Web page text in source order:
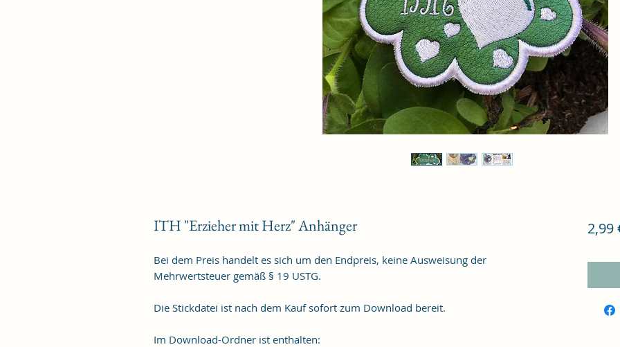
ITH "Erzieher mit Herz" Anhänger
Bei dem Preis handelt es sich um den Endpreis, keine Ausweisung der
Mehrwertsteuer gemäß § 19 USTG.
Die Stickdatei ist nach dem Kauf sofort zum Download bereit.
Im Download-Ordner ist enthalten:
2,99